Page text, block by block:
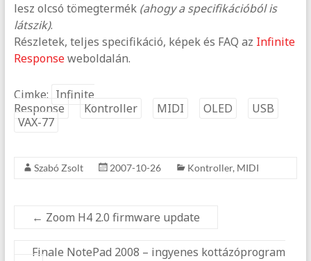
lesz olcsó tömegtermék (ahogy a specifikációból is
látszik).
Részletek, teljes specifikáció, képek és FAQ az Infinite
Responseweboldalán.
Cimke: Infinite
Response
Kontroller MIDI OLED
USB
VAX-77
Szabó Zsolt 2007-10-26 Kontroller, MIDI
← Zoom H4 2.0 firmware update
Finale NotePad 2008 – ingyenes kottázóprogram